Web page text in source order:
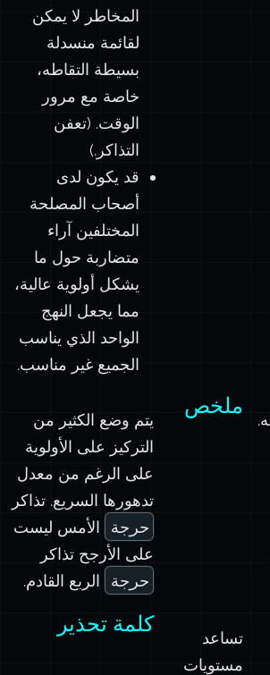
المخاطر لا يمكن
لقائمة منسدلة
بسيطة التقاطه،
خاصة مع مرور
الوقت. (تعفن
التذاكر.)
قد يكون لدى
أصحاب المصلحة
المختلفين آراء
متضاربة حول ما
يشكل أولوية عالية،
مما يجعل النهج
الواحد الذي يناسب
الجميع غير مناسب.
ملخص
يتم وضع الكثير من
التركيز على الأولوية
على الرغم من معدل
تدهورها السريع. تذاكر
حرجة
الأمس ليست
على الأرجح تذاكر
حرجة
الربع القادم.
تساعد
مستويات
كلمة تحذير